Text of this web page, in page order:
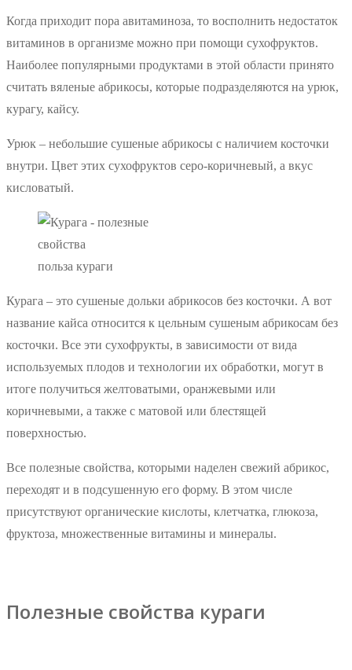
Когда приходит пора авитаминоза, то восполнить недостаток
витаминов в организме можно при помощи сухофруктов.
Наиболее популярными продуктами в этой области принято
считать вяленые абрикосы, которые подразделяются на урюк,
курагу, кайсу.
Урюк – небольшие сушеные абрикосы с наличием косточки
внутри. Цвет этих сухофруктов серо-коричневый, а вкус
кисловатый.
польза кураги
Курага – это сушеные дольки абрикосов без косточки. А вот
название кайса относится к цельным сушеным абрикосам без
косточки. Все эти сухофрукты, в зависимости от вида
используемых плодов и технологии их обработки, могут в
итоге получиться желтоватыми, оранжевыми или
коричневыми, а также с матовой или блестящей
поверхностью.
Все полезные свойства, которыми наделен свежий абрикос,
переходят и в подсушенную его форму. В этом числе
присутствуют органические кислоты, клетчатка, глюкоза,
фруктоза, множественные витамины и минералы.
Полезные свойства кураги